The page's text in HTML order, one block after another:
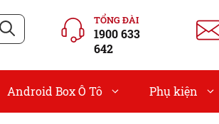
TỔNG ĐÀI
1900 633
642
Android Box Ô Tô Phụ kiện